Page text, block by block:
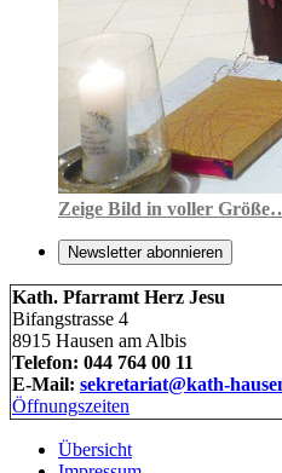
Zeige Bild in voller
Newsletter abonnieren
Kath. Pfarramt Herz Jesu
Bifangstrasse 4
8915 Hausen am Albis
Telefon: 044 764 00 11
E-Mail: sekretariat@kath-
Öffnungszeiten
Übersicht